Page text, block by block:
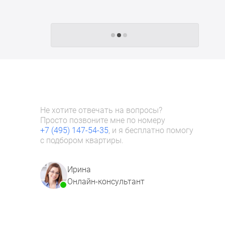
Следующие -24 жилых комплекса
Не хотите отвечать на вопросы?
Просто позвоните мне по номеру
+7 (495) 147-54-35, и я бесплатно помогу
с подбором квартиры.
Ирина
Онлайн-консультант